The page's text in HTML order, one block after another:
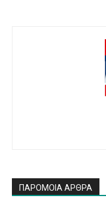
ΠΑΡΟΜΟΙΑ ΑΡΘΡΑ